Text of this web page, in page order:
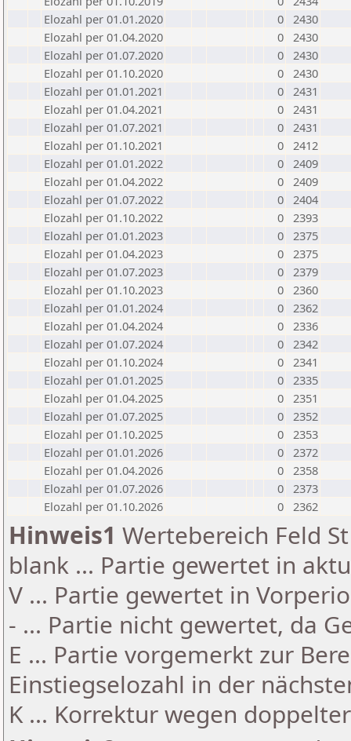
Elozahl per 01.01.2020
0 2430
Elozahl per 01.04.2020
0 2430
Elozahl per 01.07.2020
0 2430
Elozahl per 01.10.2020
0 2430
Elozahl per 01.01.2021
0 2431
Elozahl per 01.04.2021
0 2431
Elozahl per 01.07.2021
0 2431
Elozahl per 01.10.2021
0 2412
Elozahl per 01.01.2022
0 2409
Elozahl per 01.04.2022
0 2409
Elozahl per 01.07.2022
0 2404
Elozahl per 01.10.2022
0 2393
Elozahl per 01.01.2023
0 2375
Elozahl per 01.04.2023
0 2375
Elozahl per 01.07.2023
0 2379
Elozahl per 01.10.2023
0 2360
Elozahl per 01.01.2024
0 2362
Elozahl per 01.04.2024
0 2336
Elozahl per 01.07.2024
0 2342
Elozahl per 01.10.2024
0 2341
Elozahl per 01.01.2025
0 2335
Elozahl per 01.04.2025
0 2351
Elozahl per 01.07.2025
0 2352
Elozahl per 01.10.2025
0 2353
Elozahl per 01.01.2026
0 2372
Elozahl per 01.04.2026
0 2358
Elozahl per 01.07.2026
0 2373
Elozahl per 01.10.2026
0 2362
Hinweis1 Wertebereich Feld
blank ... Partie gewertet in
V ... Partie gewertet in
- ... Partie nicht gewertet, da
E ... Partie vorgemerkt zur
Einstiegselozahl in der
K ... Korrektur wegen